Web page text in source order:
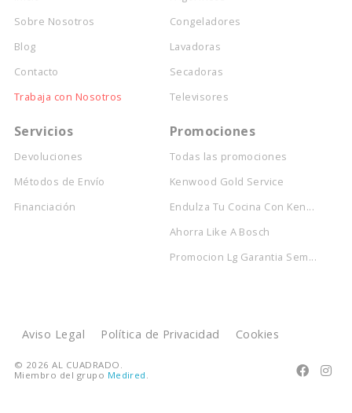
Sobre Nosotros
Blog
Contacto
Trabaja con Nosotros
Congeladores
Lavadoras
Secadoras
Televisores
Servicios
Devoluciones
Métodos de Envío
Financiación
Promociones
Todas las promociones
Kenwood Gold Service
Endulza Tu Cocina Con Ken...
Ahorra Like A Bosch
Promocion Lg Garantia Sem...
Aviso Legal Política de Privacidad Cookies
 
© 2026 AL CUADRADO.
Miembro del grupo Medired .